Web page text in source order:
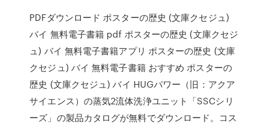
PDFダウンロード ポスターの歴史 (文庫クセジュ)
バイ 無料電子書籍 pdf ポスターの歴史 (文庫クセジ
ュ) バイ 無料電子書籍アプリ ポスターの歴史 (文庫
クセジュ) バイ 無料電子書籍 おすすめ ポスターの
歴史 (文庫クセジュ) バイ HUGパワー（旧：アクア
サイエンス）の蒸気2流体洗浄ユニット「SSCシリ
ーズ」の製品カタログが無料でダウンロード。コス